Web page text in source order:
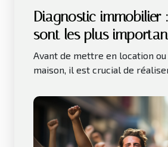
Diagnostic immobilier
sont les plus
réaliser avant la
vente d’une maison ?
Avant de mettre en location ou
maison, il est crucial de